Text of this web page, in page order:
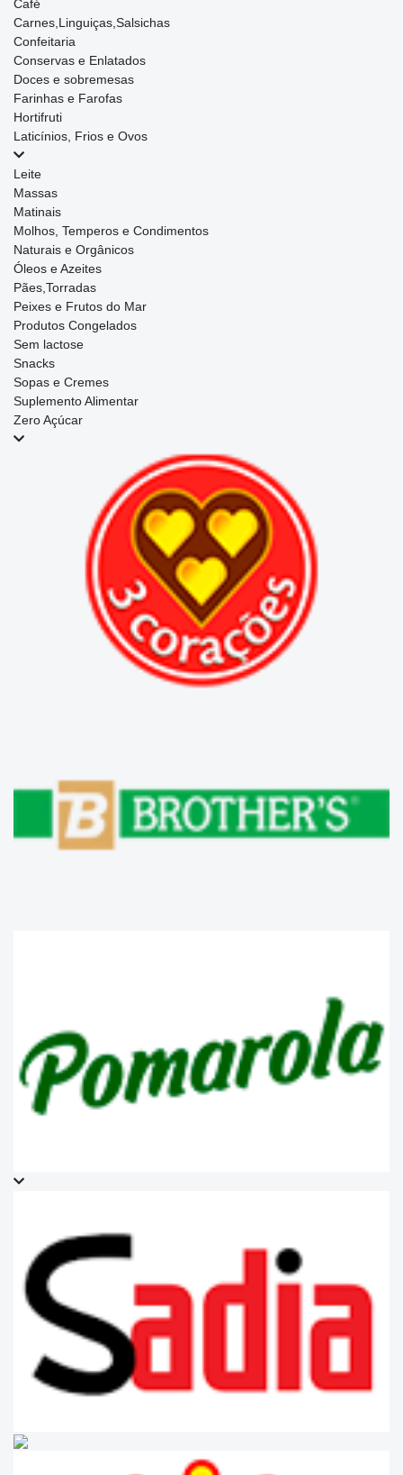
Café
Carnes,Linguiças,Salsichas
Confeitaria
Conservas e Enlatados
Doces e sobremesas
Farinhas e Farofas
Hortifruti
Laticínios, Frios e Ovos
Leite
Massas
Matinais
Molhos, Temperos e Condimentos
Naturais e Orgânicos
Óleos e Azeites
Pães,Torradas
Peixes e Frutos do Mar
Produtos Congelados
Sem lactose
Snacks
Sopas e Cremes
Suplemento Alimentar
Zero Açúcar